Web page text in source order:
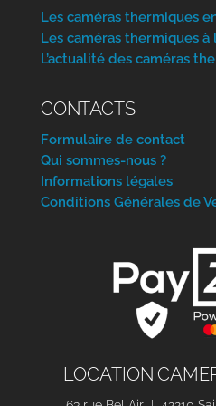
Les caméras thermiques
Les caméras thermiques à
L’actualité des caméras
CONTACTS
Formulaire de contact
Qui sommes-nous ?
Informations légales
Conditions Générales de
LOCATION